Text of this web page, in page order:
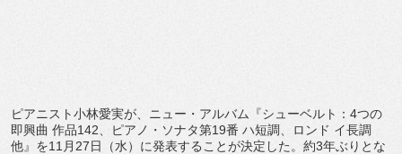
ピアニスト小林愛実が、ニュー・アルバム『シューベルト：4つの
即興曲 作品142、ピアノ・ソナタ第19番 ハ短調、ロンド イ長調
他』を11月27日（水）に発表することが決定した。約3年ぶりとな